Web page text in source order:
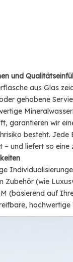
und
aus Glas
gehobene
garantieren wir
besteht.
– und liefert so
Zubehör (wie
(basierend auf
hochwertige